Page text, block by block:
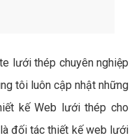
lưới thép chuyên nghiệp
tôi luôn cập nhật những
kế Web lưới thép cho
đối tác thiết kế web lưới